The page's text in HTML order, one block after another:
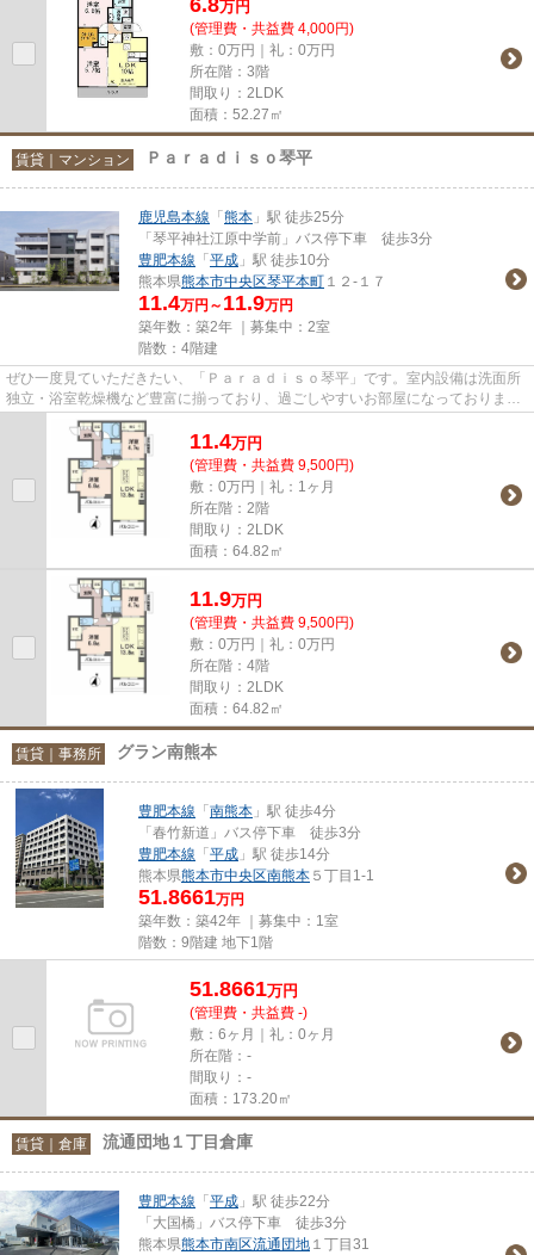
万円
(管理費・共益費 4,000円)
敷：0万円｜礼：0万円
所在階：3階
間取り：2LDK
面積：52.27㎡
賃貸｜マンション Ｐａｒａｄｉｓｏ琴平
鹿児島本線 「 熊本 」駅 徒歩25分
「琴平神社江原中学前」バス停下車 徒歩3分
豊肥本線 「 平成 」駅 徒歩10分
熊本県熊本市中央区琴平本町 １２-１７
11.4万円～ 11.9万円
築年数：築2年 ｜募集中： 2室
階数：4階建
ぜひ一度見ていただきたい、「Ｐａｒａｄｉｓｏ琴平」です。室内設備は洗面所
独立・浴室乾燥機など豊富に揃っており、過ごしやすいお部屋になっておりま
す。エレベーターがある物件で...
11.4万円
(管理費・共益費 9,500円)
敷：0万円｜礼：1ヶ月
所在階：2階
間取り：2LDK
面積：64.82㎡
11.9万円
(管理費・共益費 9,500円)
敷：0万円｜礼：0万円
所在階：4階
間取り：2LDK
面積：64.82㎡
賃貸｜事務所 グラン南熊本
豊肥本線 「 南熊本 」駅 徒歩4分
「春竹新道」バス停下車 徒歩3分
豊肥本線 「 平成 」駅 徒歩14分
熊本県熊本市中央区南熊本 ５丁目1-1
51.8661万円
築年数：築42年 ｜募集中： 1室
階数：9階建 地下1階
51.8661万円
(管理費・共益費 -)
敷：6ヶ月｜礼：0ヶ月
所在階：-
間取り：-
面積：173.20㎡
賃貸｜倉庫 流通団地１丁目倉庫
豊肥本線 「 平成 」駅 徒歩22分
「大国橋」バス停下車 徒歩3分
熊本県熊本市南区流通団地 １丁目31